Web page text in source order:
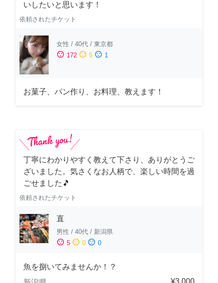
いしたいと思います！
依頼されたチケット
女性 / 40代 / 東京都
sentiment_satisfied 172 sentiment_neutral 5 sentiment_dissatisfied 1
お菓子、パン作り、お料理、教えます！
丁寧にわかりやすく教えて下さり、ありがとうご
ざいました。気さくなお人柄で、楽しい時間を過
ごせました🎵
依頼されたチケット
直
男性 / 40代 / 新潟県
sentiment_satisfied 5 sentiment_neutral 0 sentiment_dissatisfied 0
魚を捌いてみませんか！？